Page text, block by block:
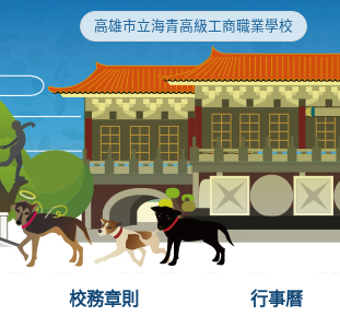
高雄市立海青高級工商職業學校
校務章則 行事曆